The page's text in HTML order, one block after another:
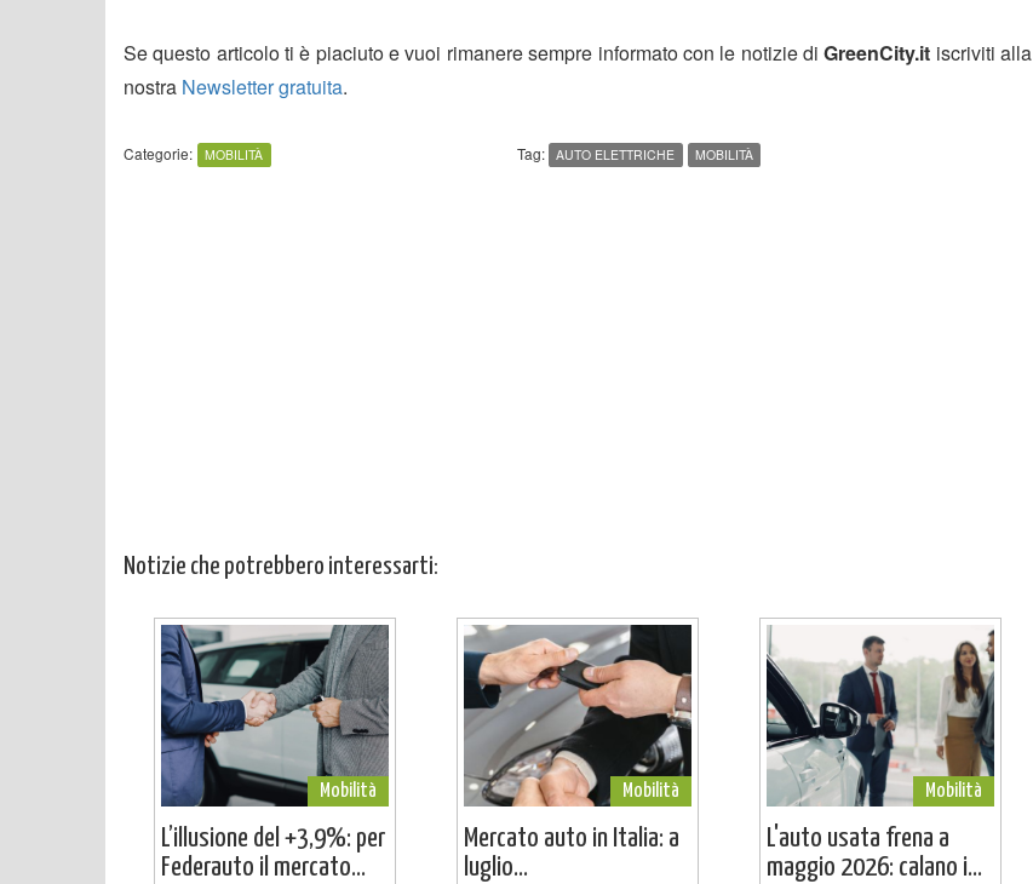
Se questo articolo ti è piaciuto e vuoi rimanere sempre informato con le notizie diGreenCity.it iscriviti alla
nostra Newsletter gratuita.
Categorie: MOBILITÀ Tag: AUTO ELETTRICHE MOBILITÀ
Notizie che potrebbero interessarti:
Mobilità
L’illusione del +3,9%: per
Federauto il mercato...
Mobilità
Mercato auto in Italia: a
luglio...
Mobilità
L'auto usata frena a
maggio 2026: calano i...